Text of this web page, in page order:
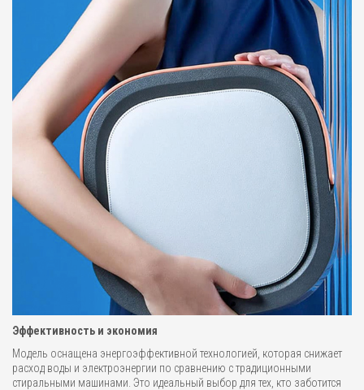
Эффективность и экономия
Модель оснащена энергоэффективной технологией, которая снижает
расход воды и электроэнергии по сравнению с традиционными
стиральными машинами. Это идеальный выбор для тех, кто заботится